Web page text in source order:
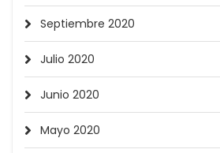
Septiembre 2020
Julio 2020
Junio 2020
Mayo 2020